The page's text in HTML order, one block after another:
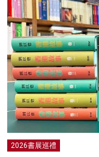
2026書展巡禮